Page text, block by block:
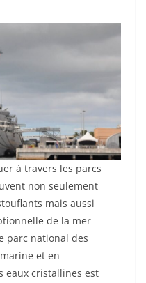
à travers les parcs
non seulement
mais aussi
de la mer
parc national des
et en
eaux cristallines est